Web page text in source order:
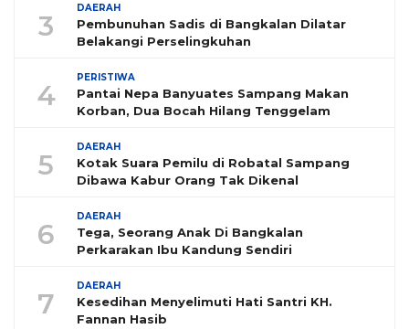
3
DAERAH
Pembunuhan Sadis di Bangkalan Dilatar
Belakangi Perselingkuhan
4
PERISTIWA
Pantai Nepa Banyuates Sampang Makan
Korban, Dua Bocah Hilang Tenggelam
5
DAERAH
Kotak Suara Pemilu di Robatal Sampang
Dibawa Kabur Orang Tak Dikenal
6
DAERAH
Tega, Seorang Anak Di Bangkalan
Perkarakan Ibu Kandung Sendiri
7
DAERAH
Kesedihan Menyelimuti Hati Santri KH.
Fannan Hasib